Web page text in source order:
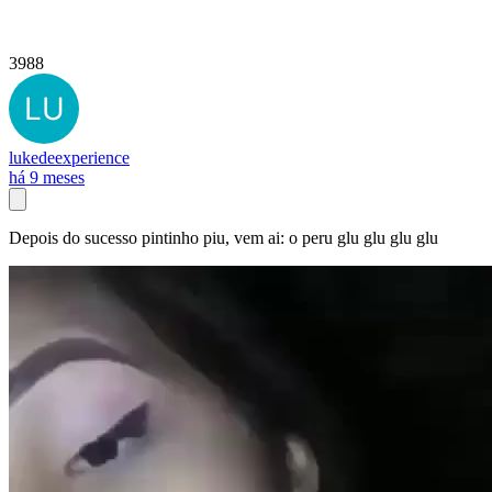
3988
lukedeexperience
há 9 meses
Depois do sucesso pintinho piu, vem ai: o peru glu glu glu glu